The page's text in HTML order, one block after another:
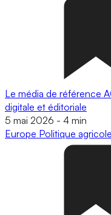
Le média de référence
digitale et éditoriale
5 mai 2026 - 4 min
Europe Politique agricole